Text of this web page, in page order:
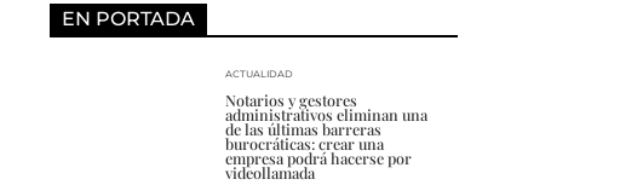
EN PORTADA
Notarios y gestores
administrativos eliminan una
de las últimas barreras
burocráticas: crear una
empresa podrá hacerse por
videollamada
ACTUALIDAD